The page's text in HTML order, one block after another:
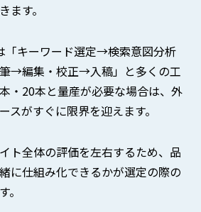
ます。
「キーワード選定→検索意図分析
→編集・校正→入稿」と多くの工
・20本と量産が必要な場合は、外
スがすぐに限界を迎えます。
ト全体の評価を左右するため、品
に仕組み化できるかが選定の際の
。